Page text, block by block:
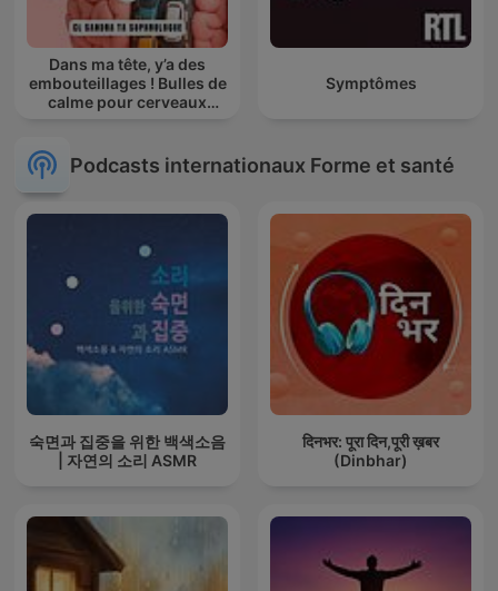
Dans ma tête, y’a des
embouteillages ! Bulles de
calme pour cerveaux
Symptômes
Podcasts internationaux Forme et santé
숙면과 집중을 위한 백색소음
| 자연의 소리 ASMR
दिनभर: पूरा दिन,पूरी ख़बर
(Dinbhar)